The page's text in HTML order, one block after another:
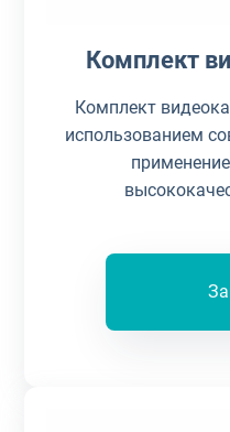
Комплект
Комплект
использованием